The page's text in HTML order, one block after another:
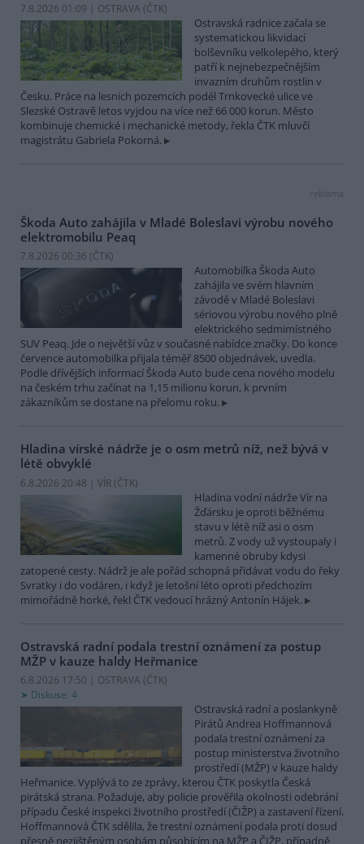
7.8.2026 01:09 | OSTRAVA (ČTK)
Ostravská radnice začala se
systematickou likvidací
bolševníku velkolepého, který
patří k nejnebezpečnějším
invazním druhům rostlin v
Česku. Práce na lesních pozemcích podél Trnkovecké ulice ve
Slezské Ostravě letos vyjdou na více než 66 000 korun. Město
kombinuje chemické i mechanické metody, řekla ČTK mluvčí
magistrátu Gabriela Pokorná.
reklama
Škoda Auto zahájila v Mladé Boleslavi výrobu nového
elektromobilu Peaq
7.8.2026 00:36 (ČTK)
Automobilka Škoda Auto
zahájila ve svém hlavním
závodě v Mladé Boleslavi
sériovou výrobu nového plně
elektrického sedmimístného
SUV Peaq. Jde o největší vůz v současné nabídce značky. Do konce
července automobilka přijala téměř 8500 objednávek, uvedla.
Podle dřívějších informací Škoda Auto bude cena nového modelu
na českém trhu začínat na 1,15 milionu korun, k prvním
zákazníkům se dostane na přelomu roku.
Hladina vírské nádrže je o osm metrů níž, než bývá v
létě obvyklé
6.8.2026 20:48 | VÍR (ČTK)
Hladina vodní nádrže Vír na
Žďársku je oproti běžnému
stavu v létě níž asi o osm
metrů. Z vody už vystoupaly i
kamenné obruby kdysi
zatopené cesty. Nádrž je ale pořád schopná přidávat vodu do řeky
Svratky i do vodáren, i když je letošní léto oproti předchozím
mimořádně horké, řekl ČTK vedoucí hrázný Antonín Hájek.
Ostravská radní podala trestní oznámení za postup
MŽP v kauze haldy Heřmanice
6.8.2026 17:50 | OSTRAVA (ČTK)
Diskuse: 4
Ostravská radní a poslankyně
Pirátů Andrea Hoffmannová
podala trestní oznámení za
postup ministerstva životního
prostředí (MŽP) v kauze haldy
Heřmanice. Vyplývá to ze zprávy, kterou ČTK poskytla Česká
pirátská strana. Požaduje, aby policie prověřila okolnosti odebrání
případu České inspekci životního prostředí (ČIŽP) a zastavení řízení.
Hoffmannová ČTK sdělila, že trestní oznámení podala proti dosud
přesně nezjištěným osobám působícím na MŽP a ČIŽP, případně